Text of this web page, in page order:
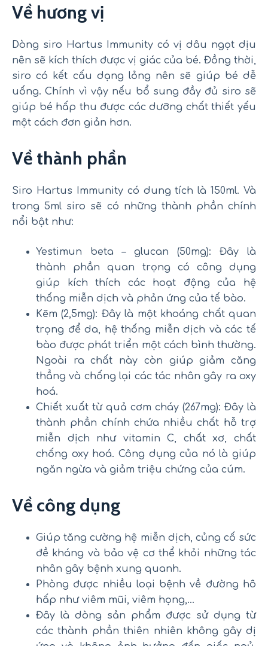
Về hương vị
Dòng siro Hartus Immunity có vị dâu ngọt dịu
nên sẽ kích thích được vị giác của bé. Đồng thời,
siro có kết cấu dạng lỏng nên sẽ giúp bé dễ
uống. Chính vì vậy nếu bổ sung đầy đủ siro sẽ
giúp bé hấp thu được các dưỡng chất thiết yếu
một cách đơn giản hơn.
Về thành phần
Siro Hartus Immunity có dung tích là 150ml. Và
trong 5ml siro sẽ có những thành phần chính
nổi bật như:
Yestimun beta – glucan (50mg): Đây là
thành phần quan trọng có công dụng
giúp kích thích các hoạt động của hệ
thống miễn dịch và phản ứng của tế bào.
Kẽm (2,5mg): Đây là một khoáng chất quan
trọng để da, hệ thống miễn dịch và các tế
bào được phát triển một cách bình thường.
Ngoài ra chất này còn giúp giảm căng
thẳng và chống lại các tác nhân gây ra oxy
hoá.
Chiết xuất từ quả cơm cháy (267mg): Đây là
thành phần chính chứa nhiều chất hỗ trợ
miễn dịch như vitamin C, chất xơ, chất
chống oxy hoá. Công dụng của nó là giúp
ngăn ngừa và giảm triệu chứng của cúm.
Về công dụng
Giúp tăng cường hệ miễn dịch, củng cố sức
đề kháng và bảo vệ cơ thể khỏi những tác
nhân gây bệnh xung quanh.
Phòng được nhiều loại bệnh về đường hô
hấp như viêm mũi, viêm họng,…
Đây là dòng sản phẩm được sử dụng từ
các thành phần thiên nhiên không gây dị